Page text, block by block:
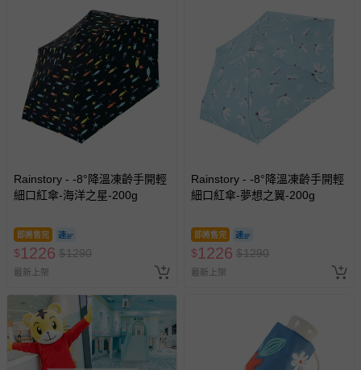
Rainstory - -8°降溫凍齡手開輕
細口紅傘-海洋之星-200g
即將售完
$1226 $1290
最新上架
Rainstory - -8°降溫凍齡手開輕
細口紅傘-夢想之翼-200g
即將售完
$1226 $1290
最新上架